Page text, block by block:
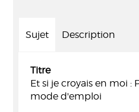
Sujet Description
Titre
Et si je croyais en moi :
mode d'emploi